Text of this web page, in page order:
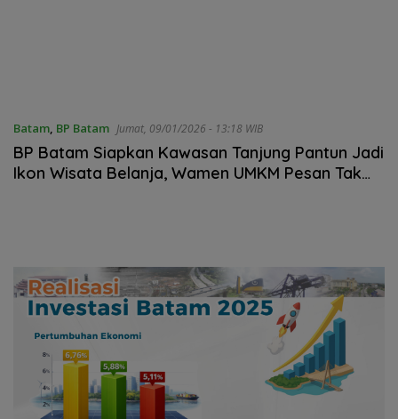
Batam, BP Batam Jumat, 09/01/2026 - 13:18 WIB
BP Batam Siapkan Kawasan Tanjung Pantun Jadi
Ikon Wisata Belanja, Wamen UMKM Pesan Tak